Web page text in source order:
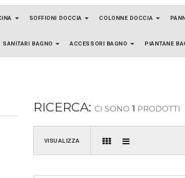
SOFFIONI DOCCIA COLONNE DOCCIA
SANITARI BAGNO ACCESSORI BAGNO PIANTANE
RICERCA: CI SONO 1 PRODOTTI
VISUALIZZA